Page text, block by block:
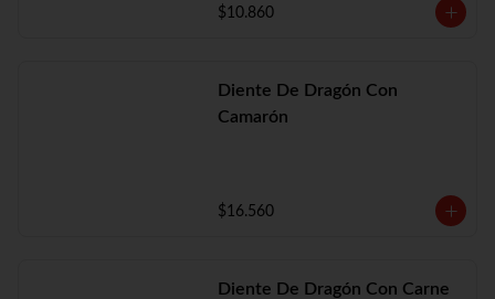
$10.860
Diente De Dragón Con
Camarón
$16.560
Diente De Dragón Con Carne